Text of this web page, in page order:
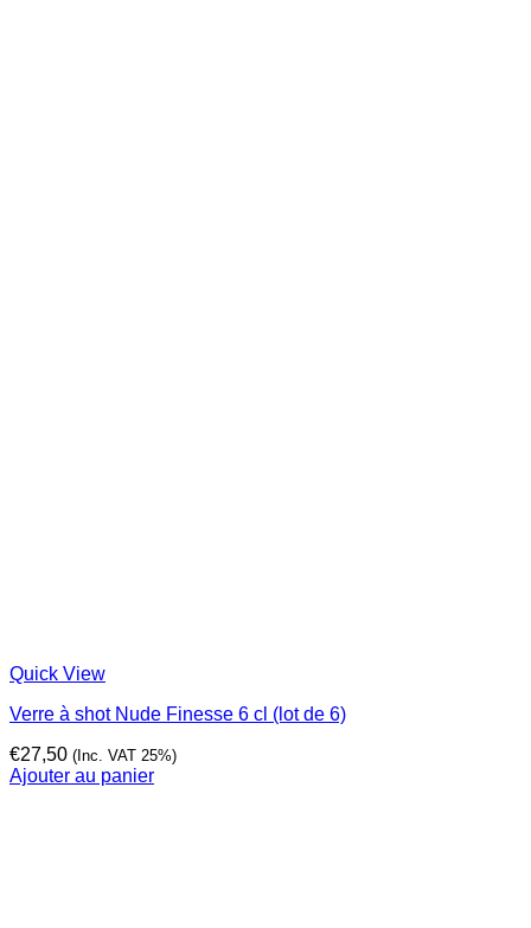
Quick View
Verre à shot Nude Finesse 6 cl (lot de 6)
€27,50 (Inc. VAT 25%)
Ajouter au panier